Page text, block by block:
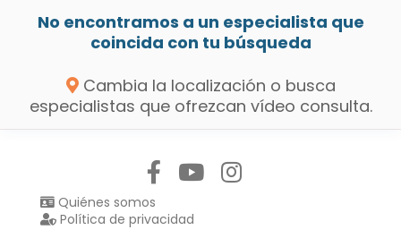
No encontramos a un especialista que
coincida con tu búsqueda
Cambia la localización o busca
especialistas que ofrezcan vídeo consulta.
Quiénes somos
Política de privacidad